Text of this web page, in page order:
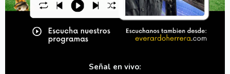
Señal en vivo: